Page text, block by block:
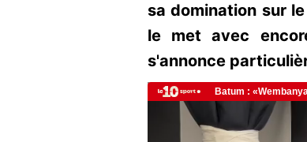
sa domination sur
le met avec
s'annonce